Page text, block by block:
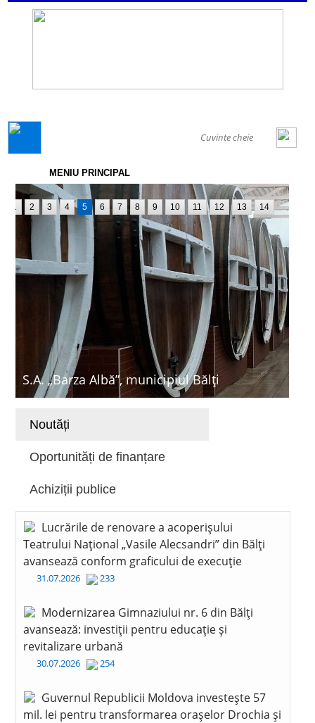
MENIU PRINCIPAL
S.A. „Barza Albă”, municipiul Bălți
1 2 3 4 5 6 7 8 9 10 11 12 13 14
Noutăți
Oportunități de finanțare
Achiziții publice
Lucrările de renovare a acoperișului
Teatrului Național „Vasile Alecsandri” din Bălți
avansează conform graficului de execuție
31.07.2026 233
Modernizarea Gimnaziului nr. 6 din Bălți
avansează: investiții pentru educație și
revitalizare urbană
30.07.2026 254
Guvernul Republicii Moldova investește 57
mil. lei pentru transformarea orașelor Drochia și